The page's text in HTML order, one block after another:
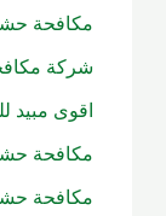
مكافحة
شركة
اقوى مبيد
مكافحة
مكافحة